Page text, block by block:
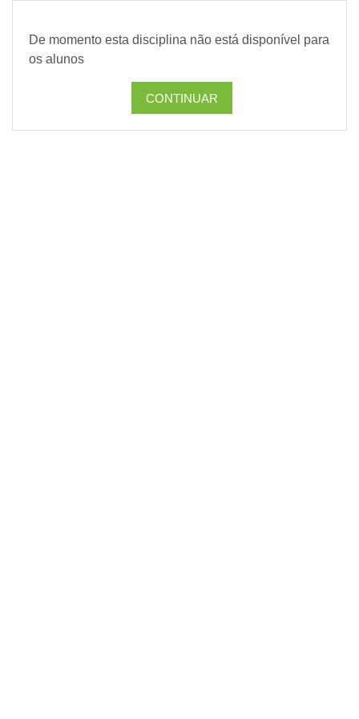
De momento esta disciplina não está disponível para
os alunos
CONTINUAR